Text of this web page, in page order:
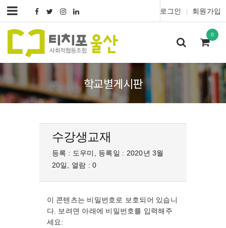
로그인 회원가입
0
학교별게시판
수강생교재
등록 : 도우미, 등록일 : 2020년 3월
20일, 열람 : 0
이 콘텐츠는 비밀번호로 보호되어 있습니
다. 보려면 아래에 비밀번호를 입력해주
세요: